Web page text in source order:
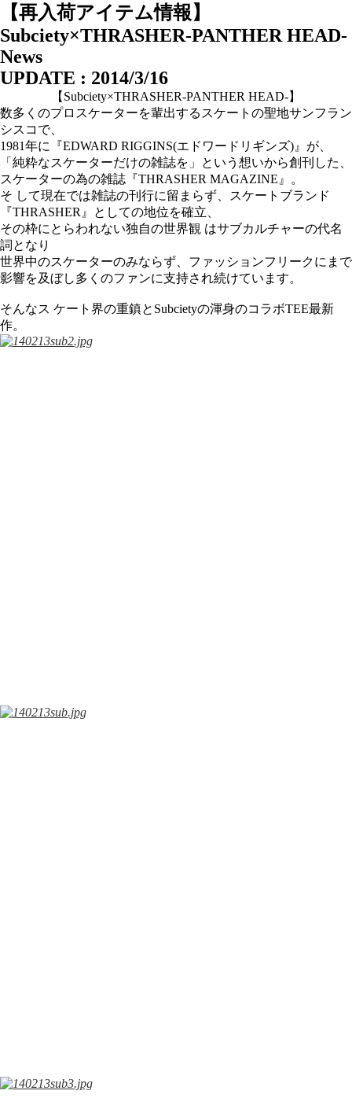
【再入荷アイテム情報】
Subciety×THRASHER-PANTHER HEAD-
News
UPDATE : 2014/3/16
【Subciety×THRASHER-PANTHER HEAD-】
数多くのプロスケーターを輩出するスケートの聖地サンフラン
シスコで、
1981年に『EDWARD RIGGINS(エドワードリギンズ)』が、
「純粋なスケーターだけの雑誌を」という想いから創刊した、
スケーターの為の雑誌『THRASHER MAGAZINE』。
そ して現在では雑誌の刊行に留まらず、スケートブランド
『THRASHER』としての地位を確立、
その枠にとらわれない独自の世界観 はサブカルチャーの代名
詞となり
世界中のスケーターのみならず、ファッションフリークにまで
影響を及ぼし多くのファンに支持され続けています。
そんなス ケート界の重鎮とSubcietyの渾身のコラボTEE最新
作。